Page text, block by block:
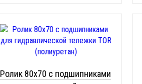
Ролик 80x70 с подшипниками